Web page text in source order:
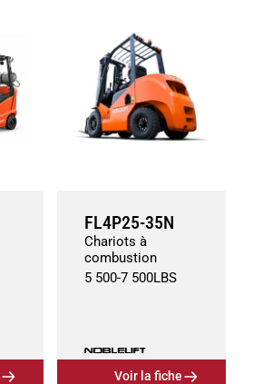
FL4P25-35N
Chariots à
combustion
5 500-7 500LBS
Voir la fiche